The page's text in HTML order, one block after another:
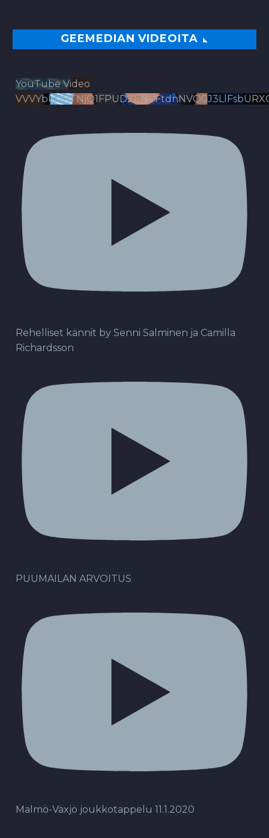
GEEMEDIAN VIDEOITA
YouTube Video
Rehelliset kännit by Senni Salminen ja Camilla
Richardsson
PUUMAILAN ARVOITUS
Malmö-Växjö joukkotappelu 11.1.2020